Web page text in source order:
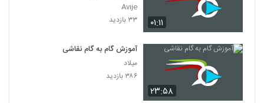
۰۱:۱۱
Avije
۳۳ بازدید
۲۳:۵۸
آموزش گام به گام نقاشی
میلاد
۳۸۶ بازدید